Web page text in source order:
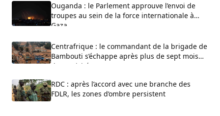
Ouganda : le Parlement approuve l’envoi de
troupes au sein de la force internationale à
Gaza
Centrafrique : le commandant de la brigade de
Bambouti s’échappe après plus de sept mois
de captivité
RDC : après l’accord avec une branche des
FDLR, les zones d’ombre persistent